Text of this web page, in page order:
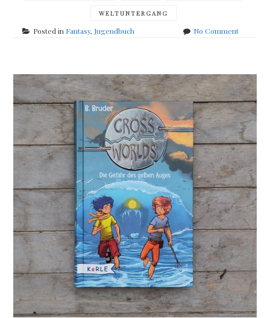
WELTUNTERGANG
Posted in Fantasy, Jugendbuch No Commenton
Meister
der
Stürme